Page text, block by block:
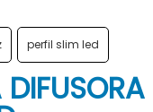
perfil slim led